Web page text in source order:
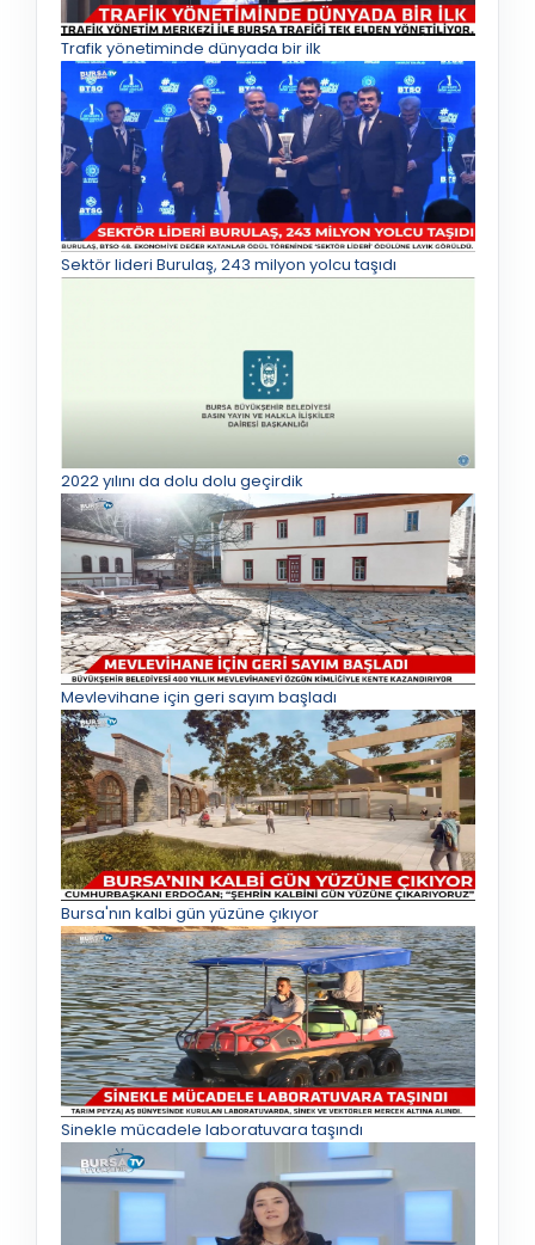
Trafik yönetiminde dünyada bir ilk
Sektör lideri Burulaş, 243 milyon yolcu taşıdı
2022 yılını da dolu dolu geçirdik
Mevlevihane için geri sayım başladı
Bursa'nın kalbi gün yüzüne çıkıyor
Sinekle mücadele laboratuvara taşındı